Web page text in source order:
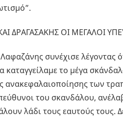
ΔΡΑΓΑΣΑΚΗΣ ΟΙ ΜΕΓΑΛΟΙ
συνέχισε λέγοντας
καταγγείλαμε το μέγα
ανακεφαλαιοποίησης των
του σκανδάλου,
λάδι τους εαυτούς τους.